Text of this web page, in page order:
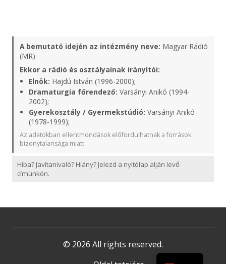
A bemutató idején az intézmény neve: Magyar Rádió
(MR)
Ekkor a rádió és osztályainak irányítói:
Elnök: Hajdú István (1996-2000);
Dramaturgia főrendező: Varsányi Anikó (1994-
2002);
Gyerekosztály / Gyermekstúdió: Varsányi Anikó
(1978-1999);
Az adatokban ellentmondások előfordulhatnak a források
bizonytalansága miatt.
Hiba? Javítanivaló? Hiány? Jelezd a nyitólap alján levő
címünkön.
© 2026 All rights reserved.